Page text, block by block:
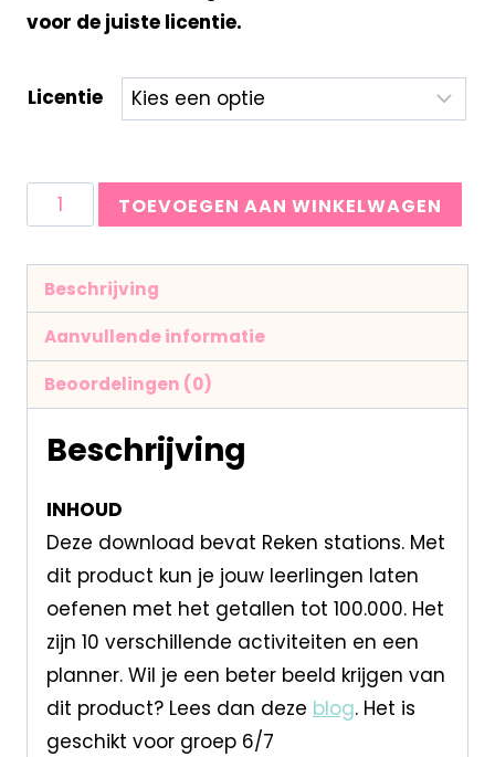
voor de juiste licentie.
Licentie
TOEVOEGEN AAN WINKELWAGEN
Beschrijving
Aanvullende informatie
Beoordelingen (0)
Beschrijving
INHOUD
Deze download bevat Reken stations. Met
dit product kun je jouw leerlingen laten
oefenen met het getallen tot 100.000. Het
zijn 10 verschillende activiteiten en een
planner. Wil je een beter beeld krijgen van
dit product? Lees dan deze blog. Het is
geschikt voor groep 6/7